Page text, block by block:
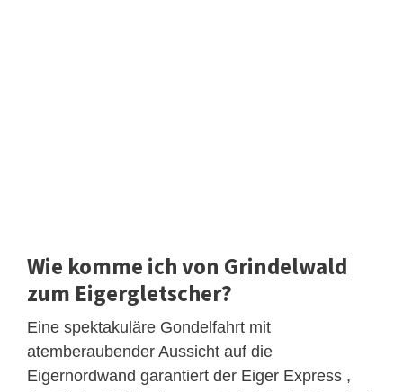
Wie komme ich von Grindelwald
zum Eigergletscher?
Eine spektakuläre Gondelfahrt mit
atemberaubender Aussicht auf die
Eigernordwand garantiert der Eiger Express ,